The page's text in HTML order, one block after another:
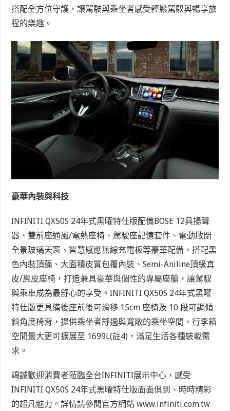
搭配全方位守護，讓駕駛與乘坐者感受輕鬆駕馭與暢享旅
程的樂趣。
豪華內裝與科技
INFINITI QX50S 24年式黑曜特仕版配備BOSE 12具揚聲
器、雙前座通風/電熱座椅、駕駛座記憶套件、電動啟閉
全景玻璃天窗、智慧感應無線充電板等豪華配備，搭配黑
色內裝頂蓬、大面積皮質包覆內裝、Semi-Aniline頂級真
皮/麂皮座椅，打造兼具豪華與個性的專屬座艙，讓駕馭
與乘車成為最舒心的享受。INFINITI QX50S 24年式黑曜
特仕版更具備後座前後可滑移 15cm 座椅及 10 段可調傾
斜角度椅背，提供乘坐者舒適與寬敞的乘坐空間，行李箱
空間最大更可擴展至 1699L(註4) ，滿足生活各種裝載需
求。
竭誠歡迎消費者蒞臨全台INFINITI展示中心，感受
INFINITI QX50S 24年式黑曜特仕版面面俱到、時時精彩
的超凡魅力。詳情請參閱官方網站 www.infiniti.com.tw